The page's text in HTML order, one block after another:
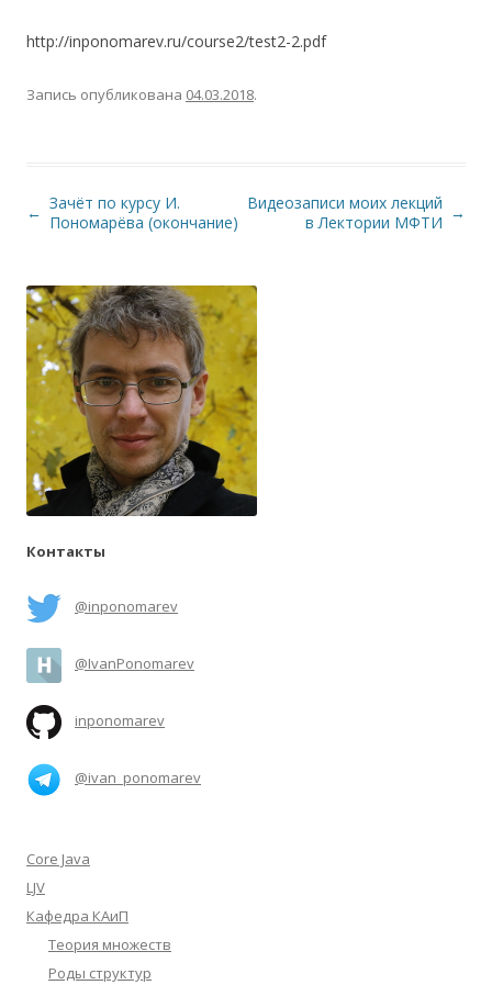
http://inponomarev.ru/course2/test2-2.pdf
Запись опубликована 04.03.2018.
Навигация по записям
← Зачёт по курсу И.
Пономарёва (окончание)
Видеозаписи моих лекций
в Лектории МФТИ →
Контакты
@inponomarev
@IvanPonomarev
inponomarev
@ivan_ponomarev
Core Java
LJV
Кафедра КАиП
Теория множеств
Роды структур